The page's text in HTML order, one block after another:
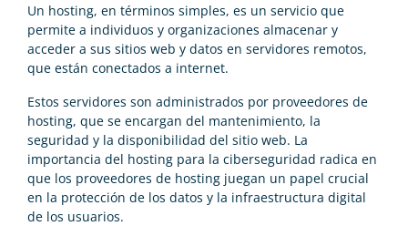
Un hosting, en términos simples, es un servicio que
permite a individuos y organizaciones almacenar y
acceder a sus sitios web y datos en servidores remotos,
que están conectados a internet.
Estos servidores son administrados por proveedores de
hosting, que se encargan del mantenimiento, la
seguridad y la disponibilidad del sitio web. La
importancia del hosting para la ciberseguridad radica en
que los proveedores de hosting juegan un papel crucial
en la protección de los datos y la infraestructura digital
de los usuarios.